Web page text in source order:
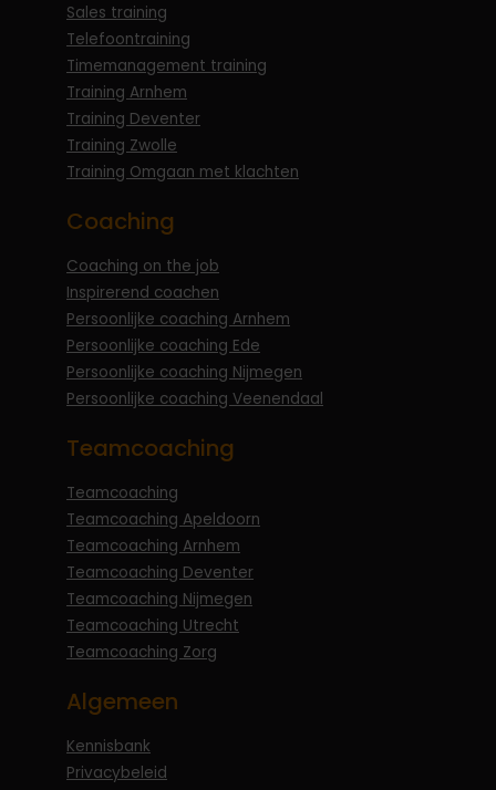
Sales training
Telefoontraining
Timemanagement training
Training Arnhem
Training Deventer
Training Zwolle
Training Omgaan met klachten
Coaching
Coaching on the job
Inspirerend coachen
Persoonlijke coaching Arnhem
Persoonlijke coaching Ede
Persoonlijke coaching Nijmegen
Persoonlijke coaching Veenendaal
Teamcoaching
Teamcoaching
Teamcoaching Apeldoorn
Teamcoaching Arnhem
Teamcoaching Deventer
Teamcoaching Nijmegen
Teamcoaching Utrecht
Teamcoaching Zorg
Algemeen
Kennisbank
Privacybeleid